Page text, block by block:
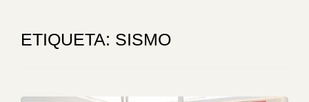
ETIQUETA: SISMO